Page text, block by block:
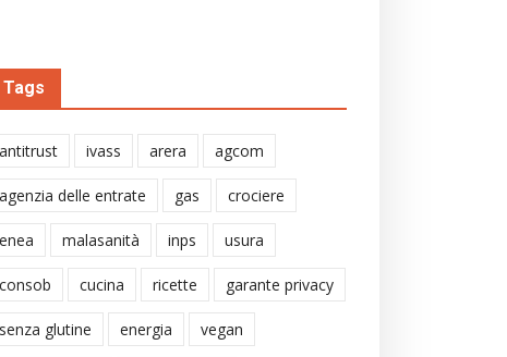
Tags
antitrust ivass arera agcom
agenzia delle entrate gas crociere
enea malasanità inps usura
consob cucina ricette garante privacy
senza glutine energia vegan